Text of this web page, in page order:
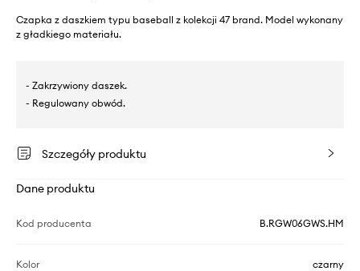
Czapka z daszkiem typu baseball z kolekcji 47 brand. Model wykonany
z gładkiego materiału.
- Zakrzywiony daszek.
- Regulowany obwód.
Szczegóły produktu
Dane produktu
Kod producenta B.RGW06GWS.HM
Kolor czarny